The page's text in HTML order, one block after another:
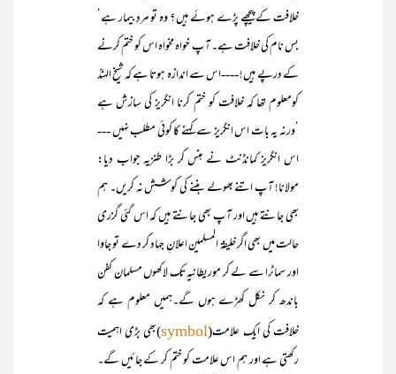
خلافت کے پیچھے پڑے ہوئے ہیں ؟ وہ تو مردِ بیمار ہے‘
بس نام کی خلافت ہے۔ آپ خواہ مخواہ اس کو ختم کرنے
کے درپے ہیں! ----اس سے اندازہ ہوتا ہے کہ شیخ الہندؒ
کومعلوم تھا کہ خلافت کو ختم کرنا انگریز کی سازش ہے
‘ورنہ یہ بات اس انگریز سے کہنے کا کوئی مطلب نہیں ---
اس انگریز کمانڈنٹ نے ہنس کر بڑا طنزیہ جواب دیا:
مولانا! آپ اتنے بھولے بننے کی کوشش نہ کریں۔ ہم
بھی جانتے ہیں اور آپ بھی جانتے ہیں کہ اس گئی گزری
حالت میں بھی اگر خلیفۃ المسلمین اعلانِ جہاد کر دے تو جاوا
اور سماٹرا سے لے کر موریطانیہ تک لاکھوں مسلمان کفن
باندھ کر نکل کھڑے ہوں گے۔ہمیں معلوم ہے کہ
خلافت کی ایک علامت(symbol)بھی بڑی اہمیت
رکھتی ہے اور ہم اس علامت کو ختم کر کے جائیں گے۔